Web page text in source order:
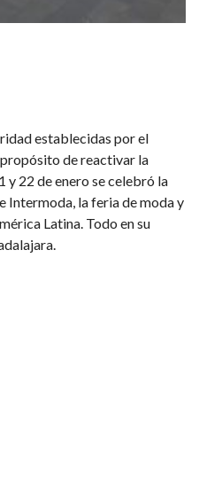
establecidas por el
de reactivar la
y 22 de enero se celebró la
Intermoda, la feria de moda y
Latina. Todo en su